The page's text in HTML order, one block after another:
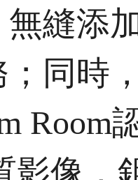
縫添
同時
Room
影像，